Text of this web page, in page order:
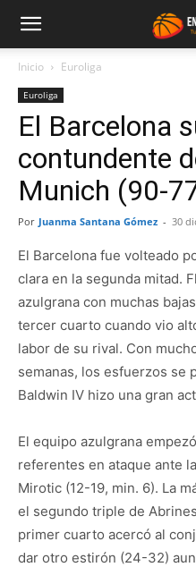
Inicio Euroliga
Euroliga
El Barcelona
contundente
Munich (90-
Por Juanma Santana Gómez - 30
El Barcelona fue volteado
clara en la segunda mitad.
azulgrana con muchas
tercer cuarto cuando vio
labor de su rival. Con
semanas, los esfuerzos se
Baldwin IV hizo una gran
El equipo azulgrana
referentes en ataque ante
Mirotic (12-19, min. 6). La
el segundo triple de
primer cuarto acercó al
dar otro estirón (24-32)